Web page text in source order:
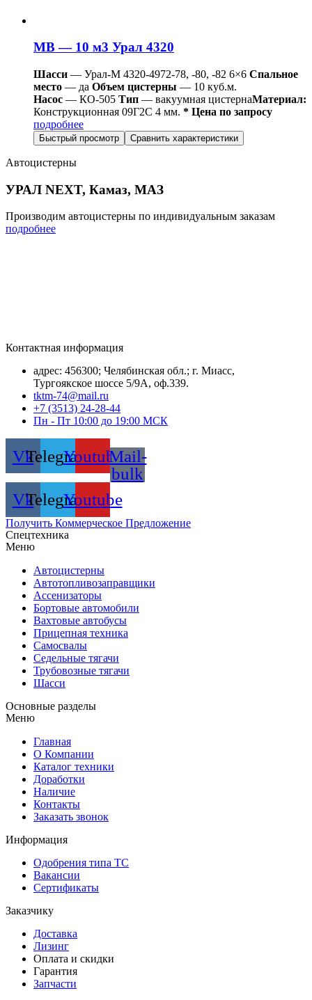
МВ — 10 м3 Урал 4320
Шасси — Урал-М 4320-4972-78, -80, -82 6×6 Спальное
место — да Объем цистерны — 10 куб.м.
Насос — КО-505 Тип — вакуумная цистернаМатериал:
Конструкционная 09Г2С 4 мм. * Цена по запросу
подробнее
Быстрый просмотр Сравнить характеристики
Автоцистерны
УРАЛ NEXT, Камаз, МАЗ
Производим автоцистерны по индивидуальным заказам
подробнее
Контактная информация
адрес: 456300; Челябинская обл.; г. Миасс,
Тургоякское шоссе 5/9А, оф.339.
tktm-74@mail.ru
+7 (3513) 24-28-44
Пн - Пт 10:00 до 19:00 МСК
VkTelegramYoutubeMail-
bulk
VkTelegramYoutube
Получить Коммерческое Предложение
Спецтехника
Меню
Автоцистерны
Автотопливозаправщики
Ассенизаторы
Бортовые автомобили
Вахтовые автобусы
Прицепная техника
Самосвалы
Седельные тягачи
Трубовозные тягачи
Шасси
Основные разделы
Меню
Главная
О Компании
Каталог техники
Доработки
Наличие
Контакты
Заказать звонок
Информация
Одобрения типа ТС
Вакансии
Сертификаты
Заказчику
Доставка
Лизинг
Оплата и скидки
Гарантия
Запчасти